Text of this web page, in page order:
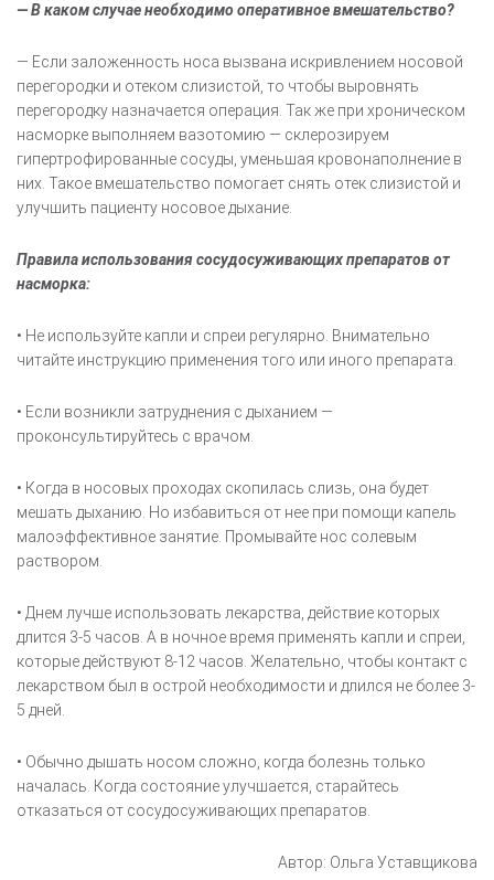
— В каком случае необходимо оперативное вмешательство?
— Если заложенность носа вызвана искривлением носовой
перегородки и отеком слизистой, то чтобы выровнять
перегородку назначается операция. Так же при хроническом
насморке выполняем вазотомию — склерозируем
гипертрофированные сосуды, уменьшая кровонаполнение в
них. Такое вмешательство помогает снять отек слизистой и
улучшить пациенту носовое дыхание.
Правила использования сосудосуживающих препаратов от
насморка:
• Не используйте капли и спреи регулярно. Внимательно
читайте инструкцию применения того или иного препарата.
• Если возникли затруднения с дыханием —
проконсультируйтесь с врачом.
• Когда в носовых проходах скопилась слизь, она будет
мешать дыханию. Но избавиться от нее при помощи капель
малоэффективное занятие. Промывайте нос солевым
раствором.
• Днем лучше использовать лекарства, действие которых
длится 3-5 часов. А в ночное время применять капли и спреи,
которые действуют 8-12 часов. Желательно, чтобы контакт с
лекарством был в острой необходимости и длился не более 3-
5 дней.
• Обычно дышать носом сложно, когда болезнь только
началась. Когда состояние улучшается, старайтесь
отказаться от сосудосуживающих препаратов.
Автор: Ольга Уставщикова